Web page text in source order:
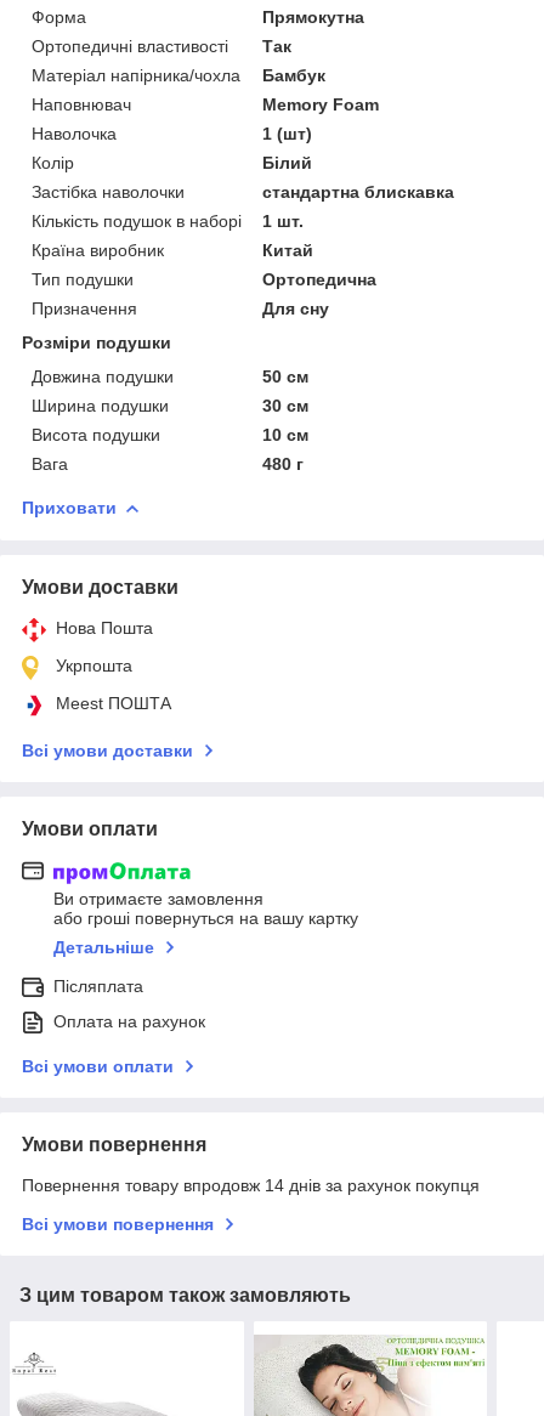
Форма
Прямокутна
Ортопедичні властивості
Так
Матеріал напірника/чохла
Бамбук
Наповнювач
Memory Foam
Наволочка
1 (шт)
Колір
Білий
Застібка наволочки
стандартна блискавка
Кількість подушок в наборі
1 шт.
Країна виробник
Китай
Тип подушки
Ортопедична
Призначення
Для сну
Розміри подушки
Довжина подушки
50 см
Ширина подушки
30 см
Висота подушки
10 см
Вага
480 г
Приховати
Умови доставки
Нова Пошта
Укрпошта
Meest ПОШТА
Всі умови доставки
Умови оплати
Ви отримаєте замовлення
або гроші повернуться на вашу картку
Детальніше
Післяплата
Оплата на рахунок
Всі умови оплати
Умови повернення
Повернення товару впродовж 14 днів за рахунок покупця
Всі умови повернення
З цим товаром також замовляють